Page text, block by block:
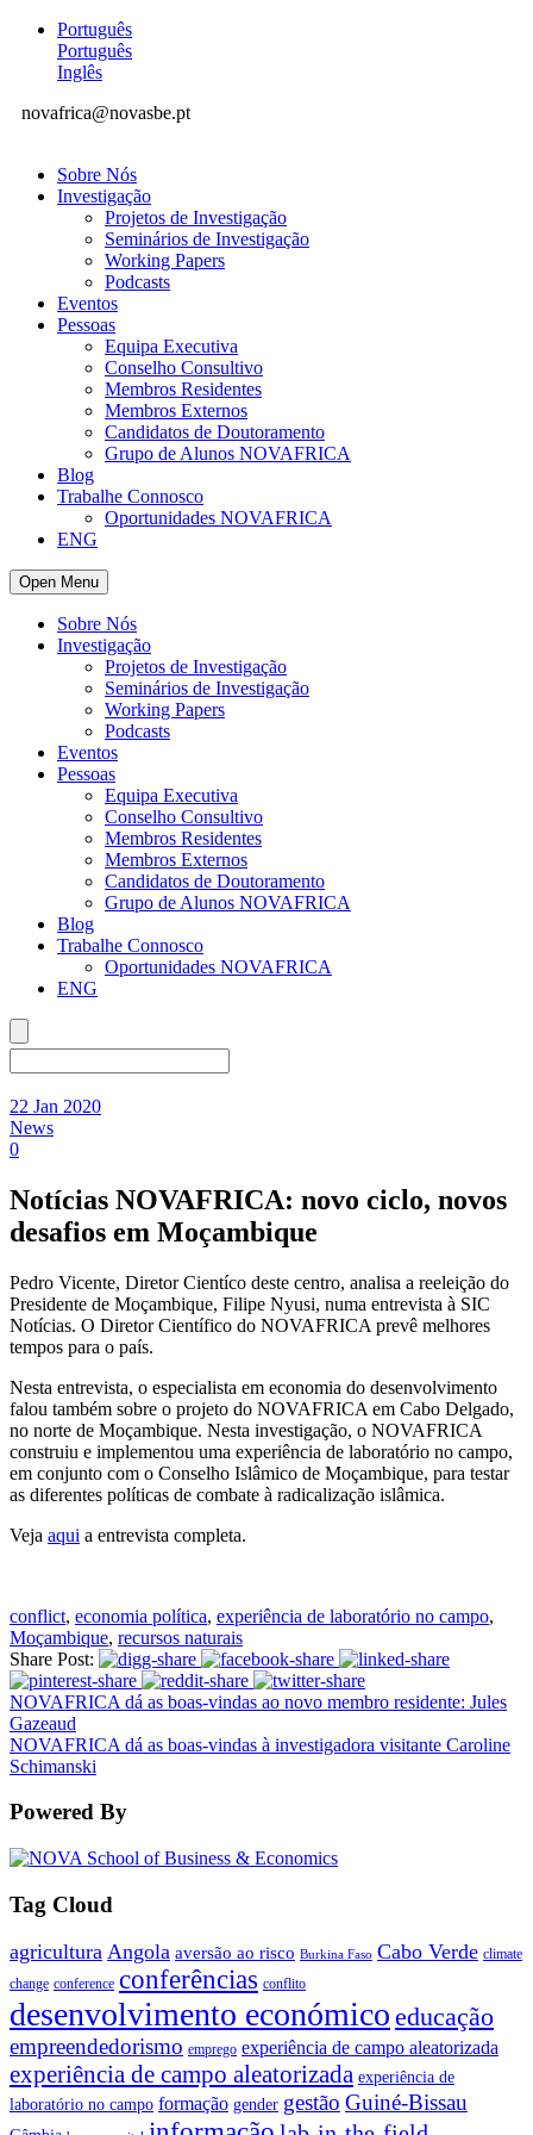
Português
Português
Inglês
novafrica@novasbe.pt
Sobre Nós
Investigação
Projetos de Investigação
Seminários de Investigação
Working Papers
Podcasts
Eventos
Pessoas
Equipa Executiva
Conselho Consultivo
Membros Residentes
Membros Externos
Candidatos de Doutoramento
Grupo de Alunos NOVAFRICA
Blog
Trabalhe Connosco
Oportunidades NOVAFRICA
ENG
Open Menu
Sobre Nós
Investigação
Projetos de Investigação
Seminários de Investigação
Working Papers
Podcasts
Eventos
Pessoas
Equipa Executiva
Conselho Consultivo
Membros Residentes
Membros Externos
Candidatos de Doutoramento
Grupo de Alunos NOVAFRICA
Blog
Trabalhe Connosco
Oportunidades NOVAFRICA
ENG
22 Jan 2020
News
0
Notícias NOVAFRICA: novo ciclo, novos
desafios em Moçambique
Pedro Vicente, Diretor Cientíco deste centro, analisa a reeleição do
Presidente de Moçambique, Filipe Nyusi, numa entrevista à SIC
Notícias. O Diretor Científico do NOVAFRICA prevê melhores
tempos para o país.
Nesta entrevista, o especialista em economia do desenvolvimento
falou também sobre o projeto do NOVAFRICA em Cabo Delgado,
no norte de Moçambique. Nesta investigação, o NOVAFRICA
construiu e implementou uma experiência de laboratório no campo,
em conjunto com o Conselho Islâmico de Moçambique, para testar
as diferentes políticas de combate à radicalização islâmica.
Veja aqui a entrevista completa.
conflict, economia política, experiência de laboratório no campo,
Moçambique, recursos naturais
Share Post:
NOVAFRICA dá as boas-vindas ao novo membro residente: Jules
Gazeaud
NOVAFRICA dá as boas-vindas à investigadora visitante Caroline
Schimanski
Powered By
Tag Cloud
agricultura Angola aversão ao risco Burkina Faso Cabo Verde climate
change conference conferências conflito
desenvolvimento económico educação
empreendedorismo emprego experiência de campo aleatorizada
experiência de campo aleatorizada experiência de
laboratório no campo formação gender gestão Guiné-Bissau